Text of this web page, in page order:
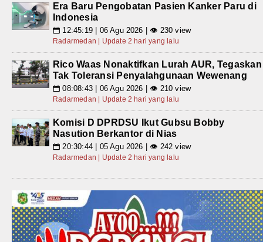
Era Baru Pengobatan Pasien Kanker Paru di
Indonesia
📅 12:45:19 | 06 Agu 2026 | 👁 230 view
Radarmedan | Update 2 hari yang lalu
Rico Waas Nonaktifkan Lurah AUR, Tegaskan
Tak Toleransi Penyalahgunaan Wewenang
📅 08:08:43 | 06 Agu 2026 | 👁 210 view
Radarmedan | Update 2 hari yang lalu
Komisi D DPRDSU Ikut Gubsu Bobby
Nasution Berkantor di Nias
📅 20:30:44 | 05 Agu 2026 | 👁 242 view
Radarmedan | Update 2 hari yang lalu